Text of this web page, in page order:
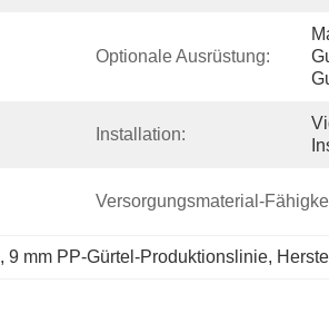
Optionale Ausrüstung:
Installation:
Versorgungsmaterial-
, 9 mm PP-Gürtel-Produktionslinie,